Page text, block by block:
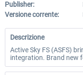
Publisher:
Versione corrente:
Descrizione
Active Sky FS (ASFS)
integration. Brand new